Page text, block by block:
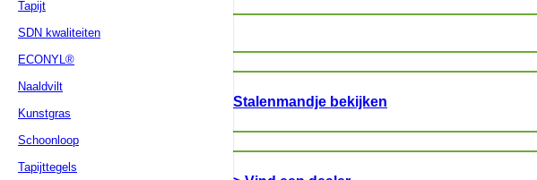
Tapijt
SDN kwaliteiten
ECONYL®
Naaldvilt
Kunstgras
Schoonloop
Tapijttegels
Stalenmandje bekijken